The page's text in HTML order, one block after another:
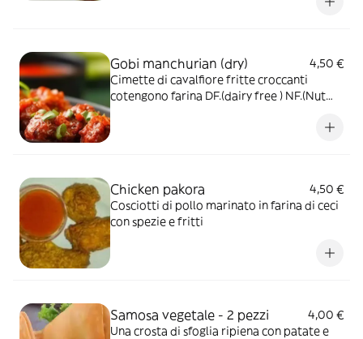
Gobi manchurian (dry)
4,50 €
Cimette di cavalfiore fritte croccanti
cotengono farina DF.(dairy free ) NF.(Nut
Chicken pakora
4,50 €
Cosciotti di pollo marinato in farina di ceci
con spezie e fritti
Samosa vegetale - 2 pezzi
4,00 €
Una crosta di sfoglia ripiena con patate e